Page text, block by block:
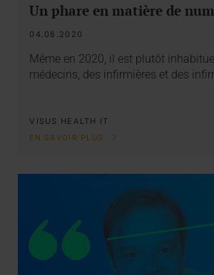
Un phare en matière de
04.08.2020
Même en 2020, il est plutôt
médecins, des infirmières et des
VISUS HEALTH IT
EN SAVOIR PLUS